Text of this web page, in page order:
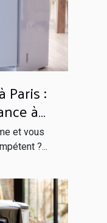
Paris :
à
et vous
?...